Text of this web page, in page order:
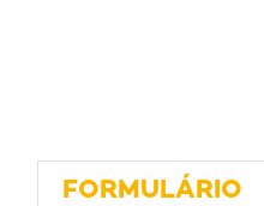
FORMULÁRIO